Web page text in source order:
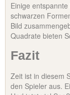
Einige
schwarzen
Bild
Quadrate bieten
Fazit
Zeit ist in diesem
den Spieler aus.